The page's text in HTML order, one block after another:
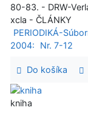
80-83. - DRW-
xcla - ČLÁNKY
PERIODIKÁ-
2004:
Nr. 7-12
Do košíka
kniha